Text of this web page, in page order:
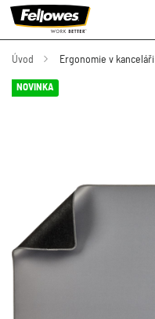
Úvod Ergonomie v kanceláři
NOVINKA